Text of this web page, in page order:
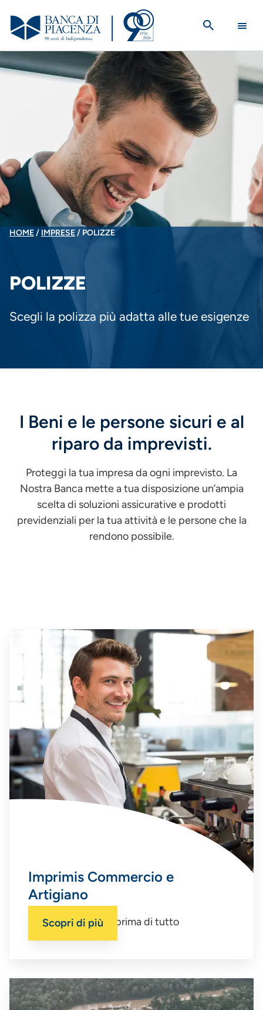
contenuto
principale
BRICIOLE
PANE
HOME IMPRESE POLIZZE
POLIZZE
Scegli la polizza più adatta alle tue esigenze
I Beni e le persone sicuri e al
riparo da imprevisti.
Proteggi la tua impresa da ogni imprevisto. La
Nostra Banca mette a tua disposizione un’ampia
scelta di soluzioni assicurative e prodotti
previdenziali per la tua attività e le persone che la
rendono possibile.
Imprimis Commercio e
Artigiano
Un’impresa sicura, prima di tutto
Scopri di più